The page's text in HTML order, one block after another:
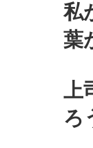
私
葉
上
ろ